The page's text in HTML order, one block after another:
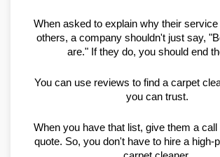
When asked to explain why their
others, a company shouldn't just say,
are." If they do, you should end
You can use reviews to find a carpet
you can trust.
When you have that list, give them a
quote. So, you don't have to hire a high-